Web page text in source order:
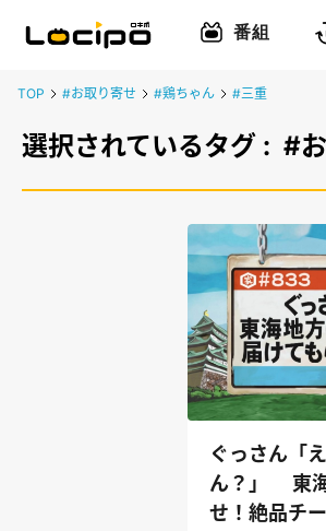
番組
TOP #お取り寄せ #鶏ちゃん #三重
選択されているタグ : #
ぐっさん「
ん？」 東
せ！絶品チ